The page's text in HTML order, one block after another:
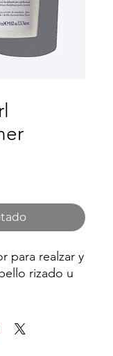
para realzar y
rizado u
sin